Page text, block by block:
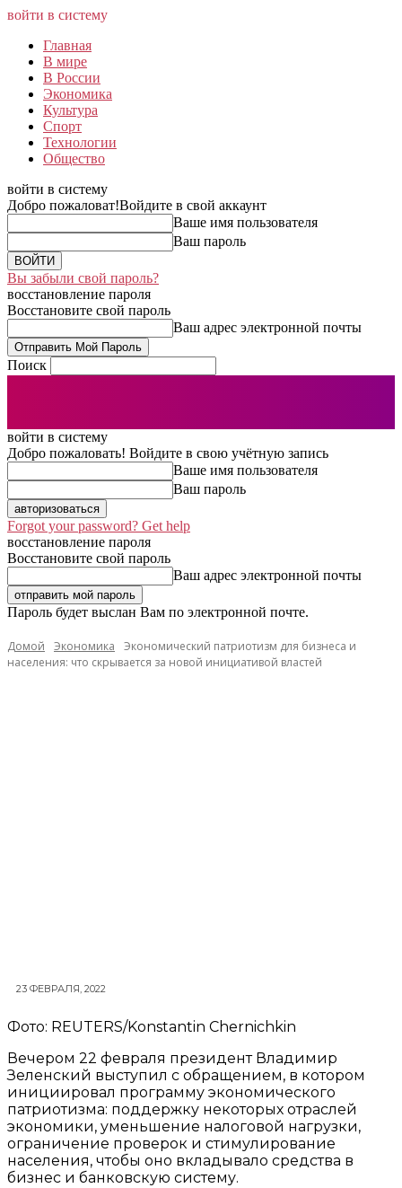
войти в систему
Главная
В мире
В России
Экономика
Культура
Спорт
Технологии
Общество
войти в систему
Добро пожаловат!Войдите в свой аккаунт
Ваше имя пользователя
Ваш пароль
Вы забыли свой пароль?
восстановление пароля
Восстановите свой пароль
Ваш адрес электронной почты
Поиск
войти в систему
Добро пожаловать! Войдите в свою учётную запись
Ваше имя пользователя
Ваш пароль
Forgot your password? Get help
восстановление пароля
Восстановите свой пароль
Ваш адрес электронной почты
Пароль будет выслан Вам по электронной почте.
Домой Экономика
Экономический патриотизм для бизнеса и
населения: что скрывается за новой инициативой властей
23 ФЕВРАЛЯ, 2022
Фото: REUTERS/Konstantin Chernichkin
Вечером 22 февраля президент Владимир
Зеленский выступил с обращением, в котором
инициировал программу экономического
патриотизма: поддержку некоторых отраслей
экономики, уменьшение налоговой нагрузки,
ограничение проверок и стимулирование
населения, чтобы оно вкладывало средства в
бизнес и банковскую систему.